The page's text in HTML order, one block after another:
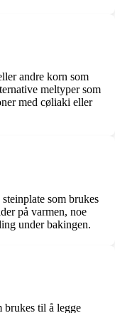
andre korn som
meltyper som
med cøliaki eller
som brukes
på varmen, noe
under bakingen.
brukes til å legge